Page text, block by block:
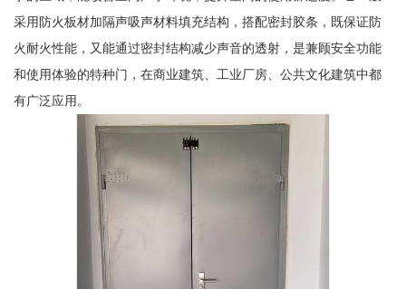
采用防火板材加隔声吸声材料填充结构，搭配密封胶条，既保证防
火耐火性能，又能通过密封结构减少声音的透射，是兼顾安全功能
和使用体验的特种门，在商业建筑、工业厂房、公共文化建筑中都
有广泛应用。